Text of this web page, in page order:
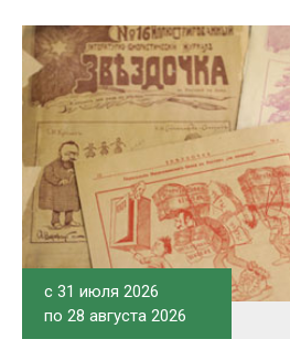
c 31 июля 2026
по 28 августа 2026